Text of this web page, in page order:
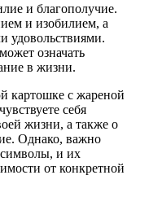
и благополучие.
и изобилием, а
удовольствиями.
означать
в жизни.
картошке с жареной
себя
жизни, а также о
Однако, важно
и их
от конкретной